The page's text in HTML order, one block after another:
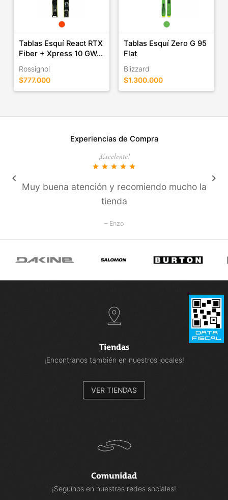
Tablas Esquí React RTX
Fiber + Xpress 10 GW...
Rossignol
$777.000
Tablas Esquí Zero G 95
Flat
Blizzard
$1.300.000
Experiencias de Compra
¡Excelente!
star star star star star
Muy buena atención y recomiendo mucho la
tienda
– Enzo
keyboard_arrow_left keyboard_arrow_right
Tiendas
¡Encontranos también en nuestros locales!
VER TIENDAS
Comunidad
¡Seguínos en nuestras redes sociales!